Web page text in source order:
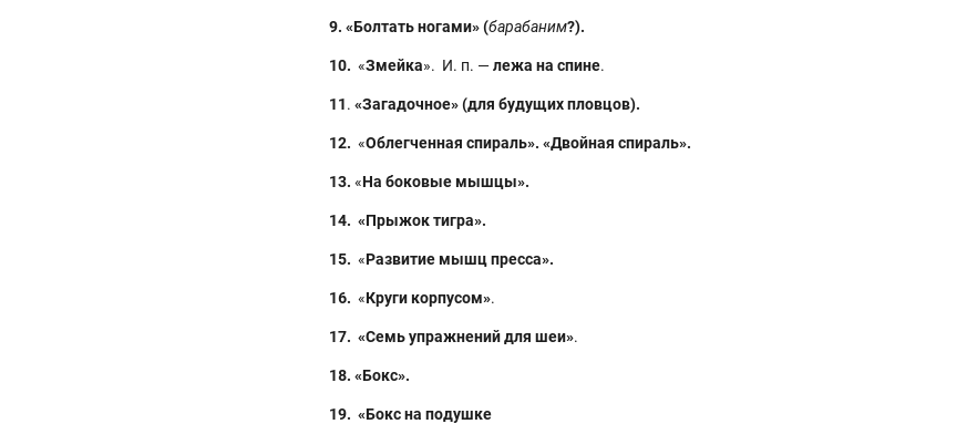
9. «Болтать ногами» (барабаним?).
10. «Змейка». И. п. —лежа на спине.
11. «Загадочное» (для будущих пловцов).
12. «Облегченная спираль». «Двойная спираль».
13. «На боковые мышцы».
14. «Прыжок тигра».
15. «Развитие мышц пресса».
16. «Круги корпусом».
17. «Семь упражнений для шеи».
18. «Бокс».
19. «Бокс на подушке